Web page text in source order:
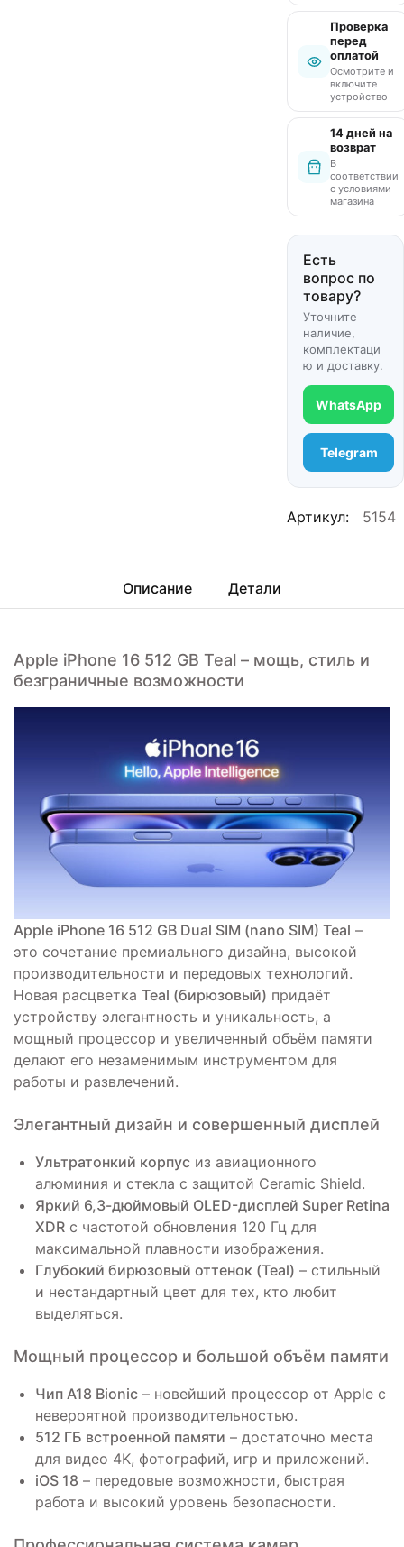
Проверка
перед
оплатой
Осмотрите и
включите
устройство
14 дней на
возврат
В
соответствии
с условиями
магазина
Есть
вопрос по
товару?
Уточните
наличие,
комплектаци
ю и доставку.
WhatsApp
Telegram
Артикул: 5154
Описание Детали
Apple iPhone 16 512 GB Teal – мощь, стиль и
безграничные возможности
Apple iPhone 16 512 GB Dual SIM (nano SIM) Teal –
это сочетание премиального дизайна, высокой
производительности и передовых технологий.
Новая расцветка Teal (бирюзовый) придаёт
устройству элегантность и уникальность, а
мощный процессор и увеличенный объём памяти
делают его незаменимым инструментом для
работы и развлечений.
Элегантный дизайн и совершенный дисплей
Ультратонкий корпус из авиационного
алюминия и стекла с защитой Ceramic Shield.
Яркий 6,3-дюймовый OLED-дисплей Super Retina
XDR с частотой обновления 120 Гц для
максимальной плавности изображения.
Глубокий бирюзовый оттенок (Teal) – стильный
и нестандартный цвет для тех, кто любит
выделяться.
Мощный процессор и большой объём памяти
Чип A18 Bionic – новейший процессор от Apple с
невероятной производительностью.
512 ГБ встроенной памяти – достаточно места
для видео 4K, фотографий, игр и приложений.
iOS 18 – передовые возможности, быстрая
работа и высокий уровень безопасности.